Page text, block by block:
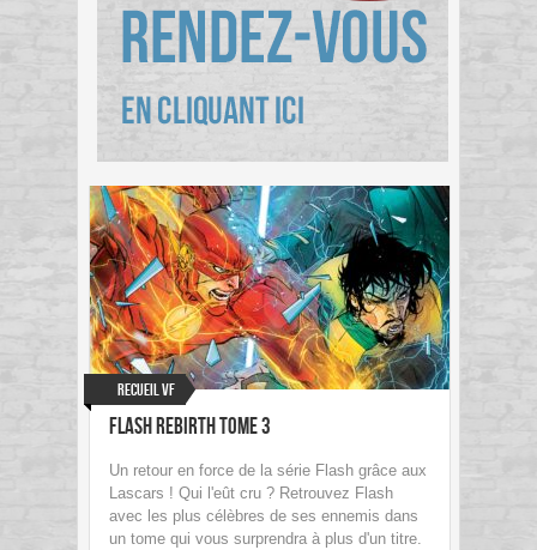
Recueil VF
Flash Rebirth Tome 3
Un retour en force de la série Flash grâce aux
Lascars ! Qui l'eût cru ? Retrouvez Flash
avec les plus célèbres de ses ennemis dans
un tome qui vous surprendra à plus d'un titre.